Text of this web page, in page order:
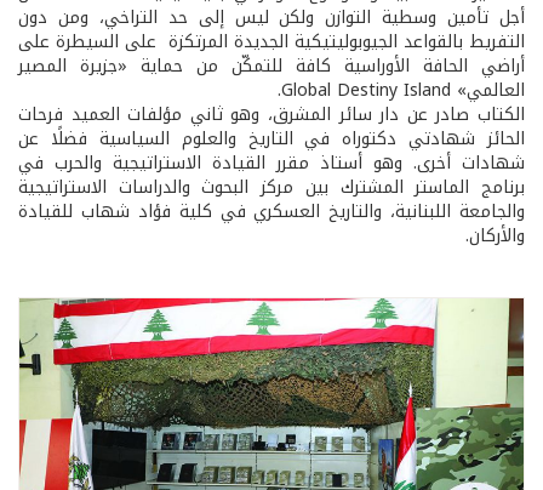
أجل تأمين وسطية التوازن ولكن ليس إلى حد التراخي، ومن دون
التفريط بالقواعد الجيوبوليتيكية الجديدة المرتكزة على السيطرة على
أراضي الحافة الأوراسية كافة للتمكّن من حماية «جزيرة المصير
العالمي» Global Destiny Island.
الكتاب صادر عن دار سائر المشرق، وهو ثاني مؤلفات العميد فرحات
الحائز شهادتي دكتوراه في التاريخ والعلوم السياسية فضلًا عن
شهادات أخرى. وهو أستاذ مقرر القيادة الاستراتيجية والحرب في
برنامج الماستر المشترك بين مركز البحوث والدراسات الاستراتيجية
والجامعة اللبنانية، والتاريخ العسكري في كلية فؤاد شهاب للقيادة
والأركان.